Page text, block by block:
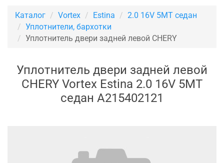
Каталог Vortex Estina
2.0 16V 5MT седан
Уплотнители, бархотки
Уплотнитель двери задней левой CHERY
Уплотнитель двери задней левой
CHERY Vortex Estina 2.0 16V 5MT
седан A215402121